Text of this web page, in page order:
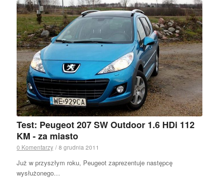
Test: Peugeot 207 SW Outdoor 1.6 HDi 112
KM - za miasto
0 Komentarzy / 8 grudnia 2011
Już w przyszłym roku, Peugeot zaprezentuje następcę
wysłużonego…